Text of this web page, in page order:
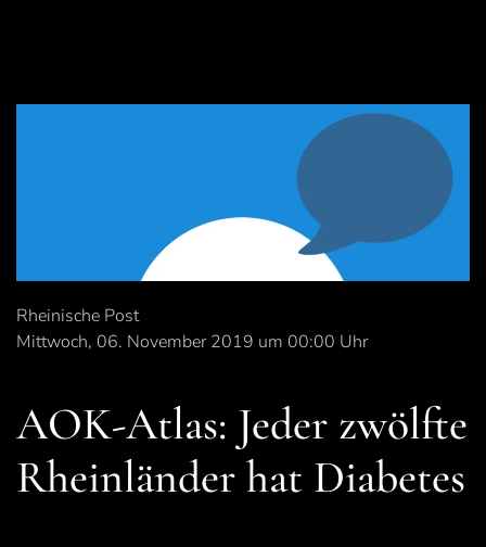
Rheinische Post
Mittwoch, 06. November 2019 um 00:00 Uhr
AOK-Atlas: Jeder zwölfte
Rheinländer hat Diabetes